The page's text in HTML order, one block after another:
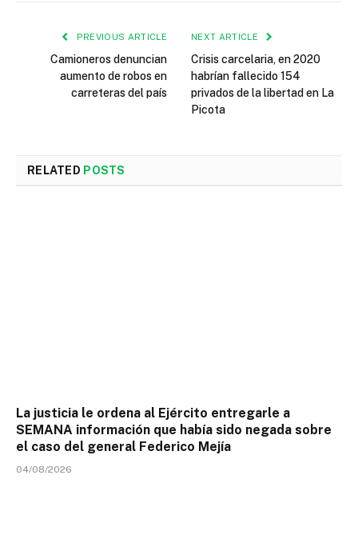
PREVIOUS ARTICLE
Camioneros denuncian
aumento de robos en
carreteras del país
NEXT ARTICLE
Crisis carcelaria, en 2020
habrían fallecido 154
privados de la libertad en La
Picota
RELATED POSTS
La justicia le ordena al Ejército entregarle a
SEMANA información que había sido negada sobre
el caso del general Federico Mejía
04/08/2026